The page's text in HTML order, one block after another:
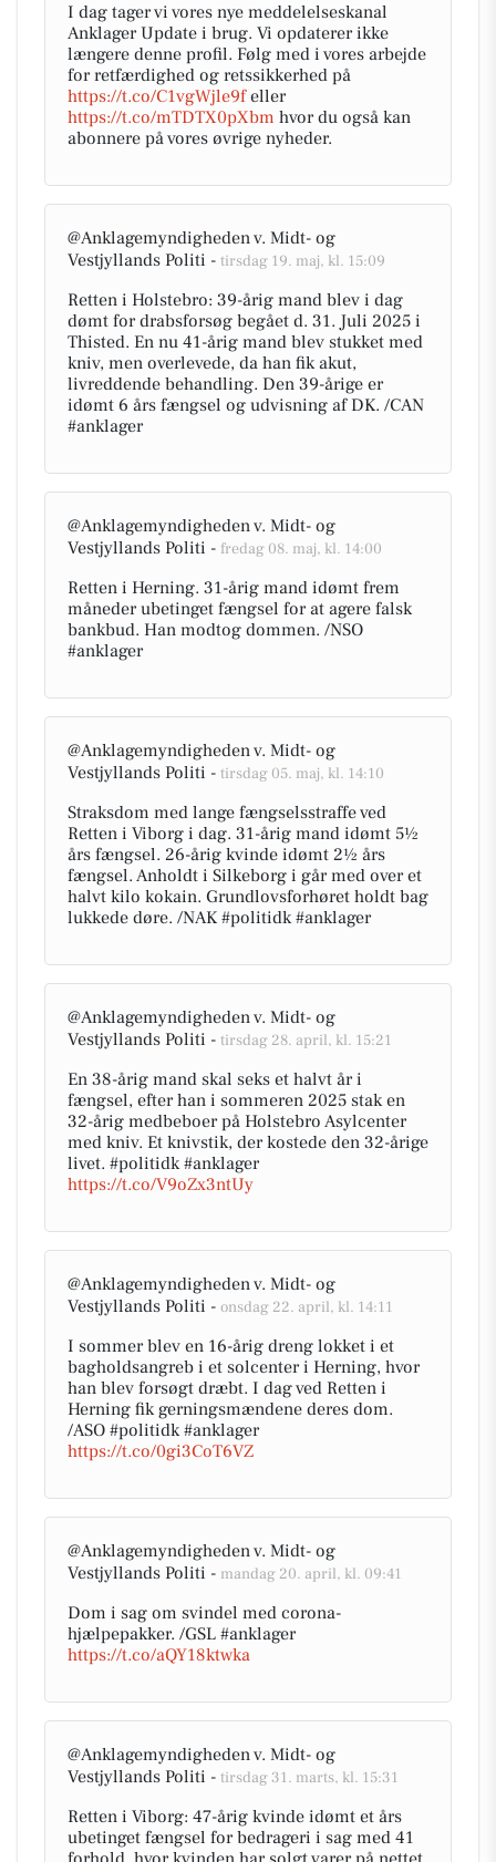
I dag tager vi vores nye meddelelseskanal
Anklager Update i brug. Vi opdaterer ikke
længere denne profil. Følg med i vores arbejde
for retfærdighed og retssikkerhed på
https://t.co/C1vgWjle9feller
https://t.co/mTDTX0pXbm hvor du også kan
abonnere på vores øvrige nyheder.
@Anklagemyndigheden v. Midt- og
Vestjyllands Politi - tirsdag 19. maj, kl. 15:09
Retten i Holstebro: 39-årig mand blev i dag
dømt for drabsforsøg begået d. 31. Juli 2025 i
Thisted. En nu 41-årig mand blev stukket med
kniv, men overlevede, da han fik akut,
livreddende behandling. Den 39-årige er
idømt 6 års fængsel og udvisning af DK. /CAN
#anklager
@Anklagemyndigheden v. Midt- og
Vestjyllands Politi - fredag 08. maj, kl. 14:00
Retten i Herning. 31-årig mand idømt frem
måneder ubetinget fængsel for at agere falsk
bankbud. Han modtog dommen. /NSO
#anklager
@Anklagemyndigheden v. Midt- og
Vestjyllands Politi - tirsdag 05. maj, kl. 14:10
Straksdom med lange fængselsstraffe ved
Retten i Viborg i dag. 31-årig mand idømt 5½
års fængsel. 26-årig kvinde idømt 2½ års
fængsel. Anholdt i Silkeborg i går med over et
halvt kilo kokain. Grundlovsforhøret holdt bag
lukkede døre. /NAK #politidk #anklager
@Anklagemyndigheden v. Midt- og
Vestjyllands Politi - tirsdag 28. april, kl. 15:21
En 38-årig mand skal seks et halvt år i
fængsel, efter han i sommeren 2025 stak en
32-årig medbeboer på Holstebro Asylcenter
med kniv. Et knivstik, der kostede den 32-årige
livet. #politidk #anklager
https://t.co/V9oZx3ntUy
@Anklagemyndigheden v. Midt- og
Vestjyllands Politi - onsdag 22. april, kl. 14:11
I sommer blev en 16-årig dreng lokket i et
bagholdsangreb i et solcenter i Herning, hvor
han blev forsøgt dræbt. I dag ved Retten i
Herning fik gerningsmændene deres dom.
/ASO #politidk #anklager
https://t.co/0gi3CoT6VZ
@Anklagemyndigheden v. Midt- og
Vestjyllands Politi - mandag 20. april, kl. 09:41
Dom i sag om svindel med corona-
hjælpepakker. /GSL #anklager
https://t.co/aQY18ktwka
@Anklagemyndigheden v. Midt- og
Vestjyllands Politi - tirsdag 31. marts, kl. 15:31
Retten i Viborg: 47-årig kvinde idømt et års
ubetinget fængsel for bedrageri i sag med 41